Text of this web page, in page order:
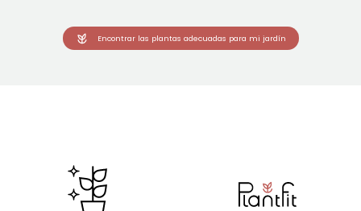
Encontrar las plantas adecuadas para mi jardín